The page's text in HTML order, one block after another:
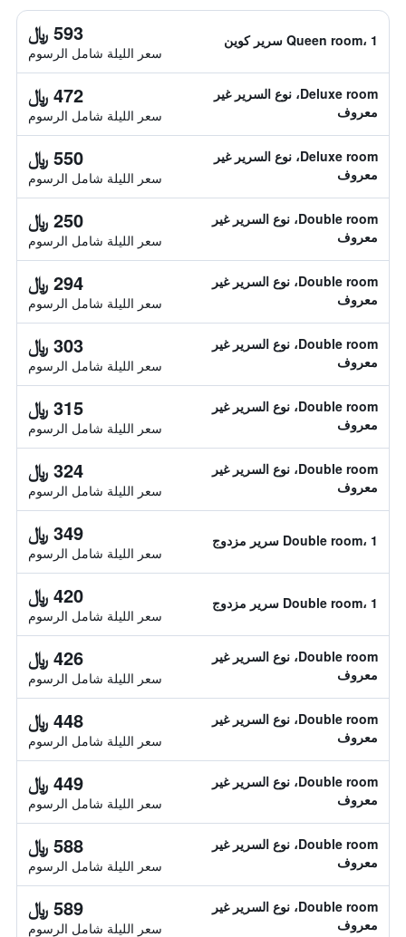
Queen room، 1 سرير كوين 593 ﷼
سعر الليلة شامل الرسوم
Deluxe room، نوع السرير غير
معروف
472 ﷼
سعر الليلة شامل الرسوم
Deluxe room، نوع السرير غير
معروف
550 ﷼
سعر الليلة شامل الرسوم
Double room، نوع السرير غير
معروف
250 ﷼
سعر الليلة شامل الرسوم
Double room، نوع السرير غير
معروف
294 ﷼
سعر الليلة شامل الرسوم
Double room، نوع السرير غير
معروف
303 ﷼
سعر الليلة شامل الرسوم
Double room، نوع السرير غير
معروف
315 ﷼
سعر الليلة شامل الرسوم
Double room، نوع السرير غير
معروف
324 ﷼
سعر الليلة شامل الرسوم
Double room، 1 سرير مزدوج 349 ﷼
سعر الليلة شامل الرسوم
Double room، 1 سرير مزدوج 420 ﷼
سعر الليلة شامل الرسوم
Double room، نوع السرير غير
معروف
426 ﷼
سعر الليلة شامل الرسوم
Double room، نوع السرير غير
معروف
448 ﷼
سعر الليلة شامل الرسوم
Double room، نوع السرير غير
معروف
449 ﷼
سعر الليلة شامل الرسوم
Double room، نوع السرير غير
معروف
588 ﷼
سعر الليلة شامل الرسوم
Double room، نوع السرير غير
معروف
589 ﷼
سعر الليلة شامل الرسوم